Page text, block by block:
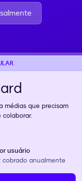
médias que precisam
colaborar.
usuário
cobrado anualmente